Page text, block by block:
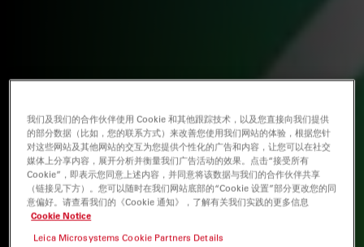
我们及我们的合作伙伴使用 Cookie 和其他跟踪技术，以及您直接向我们提供
的部分数据（比如，您的联系方式）来改善您使用我们网站的体验，根据您针
对这些网站及其他网站的交互为您提供个性化的广告和内容，让您可以在社交
媒体上分享内容，展开分析并衡量我们广告活动的效果。点击“接受所有
Cookie”，即表示您同意上述内容，并同意将该数据与我们的合作伙伴共享
（链接见下方）。您可以随时在我们网站底部的“Cookie 设置”部分更改您的同
意偏好。请查看我们的《Cookie 通知》，了解有关我们实践的更多信息
Cookie Notice
Leica Microsystems Cookie Partners Details